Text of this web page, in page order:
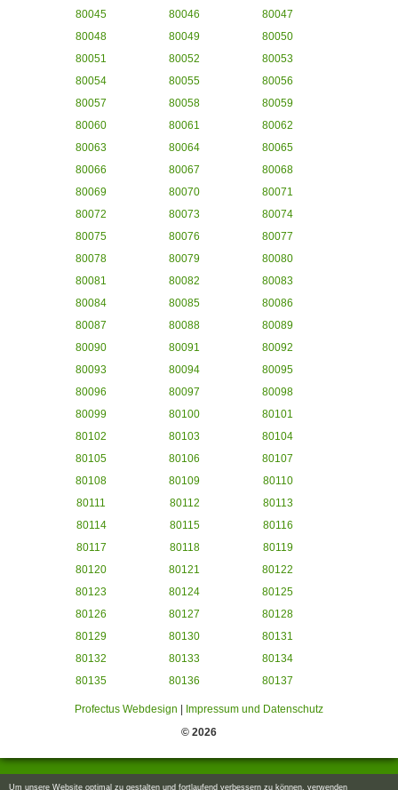
80045
80046
80047
80048
80049
80050
80051
80052
80053
80054
80055
80056
80057
80058
80059
80060
80061
80062
80063
80064
80065
80066
80067
80068
80069
80070
80071
80072
80073
80074
80075
80076
80077
80078
80079
80080
80081
80082
80083
80084
80085
80086
80087
80088
80089
80090
80091
80092
80093
80094
80095
80096
80097
80098
80099
80100
80101
80102
80103
80104
80105
80106
80107
80108
80109
80110
80111
80112
80113
80114
80115
80116
80117
80118
80119
80120
80121
80122
80123
80124
80125
80126
80127
80128
80129
80130
80131
80132
80133
80134
80135
80136 80137
Profectus Webdesign
Impressum und Datenschutz
© 2026
Um unsere Website optimal zu gestalten und fortlaufend verbessern zu können, verwenden